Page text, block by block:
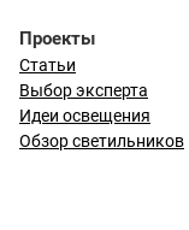
Проекты
Статьи
Выбор эксперта
Идеи освещения
Обзор светильников